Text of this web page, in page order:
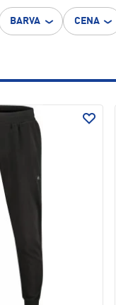
BARVA CENA